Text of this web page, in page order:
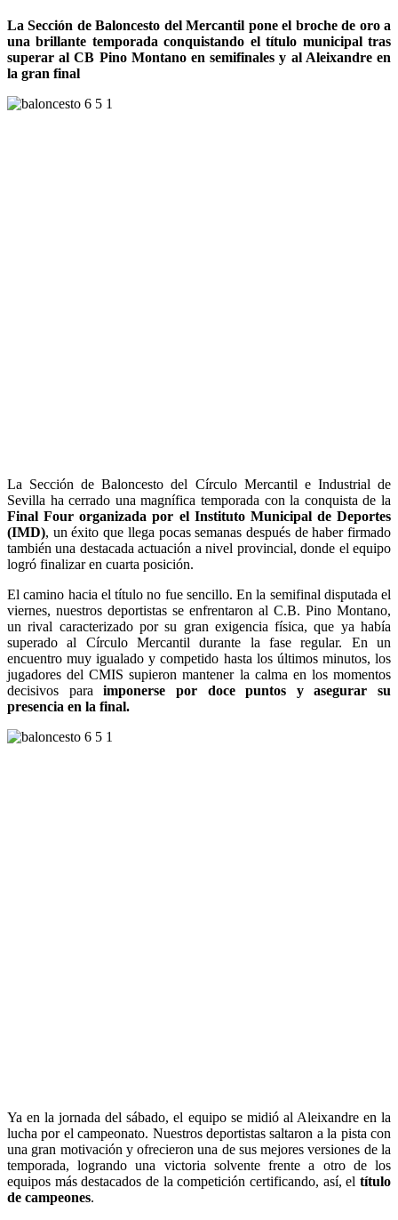
La Sección de Baloncesto del Mercantil pone el broche de oro a
una brillante temporada conquistando el título municipal tras
superar al CB Pino Montano en semifinales y al Aleixandre en
la gran final
La Sección de Baloncesto del Círculo Mercantil e Industrial de
Sevilla ha cerrado una magnífica temporada con la conquista de la
Final Four organizada por el Instituto Municipal de Deportes
(IMD), un éxito que llega pocas semanas después de haber firmado
también una destacada actuación a nivel provincial, donde el equipo
logró finalizar en cuarta posición.
El camino hacia el título no fue sencillo. En la semifinal disputada el
viernes, nuestros deportistas se enfrentaron al C.B. Pino Montano,
un rival caracterizado por su gran exigencia física, que ya había
superado al Círculo Mercantil durante la fase regular. En un
encuentro muy igualado y competido hasta los últimos minutos, los
jugadores del CMIS supieron mantener la calma en los momentos
decisivos paraimponerse por doce puntos y asegurar su
presencia en la final.
Ya en la jornada del sábado, el equipo se midió al Aleixandre en la
lucha por el campeonato. Nuestros deportistas saltaron a la pista con
una gran motivación y ofrecieron una de sus mejores versiones de la
temporada, logrando una victoria solvente frente a otro de los
equipos más destacados de la competición certificando, así, el título
de campeones.